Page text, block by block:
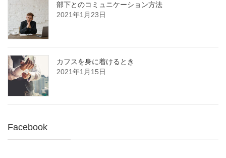
部下とのコミュニケーション方法
2021年1月23日
カフスを身に着けるとき
2021年1月15日
Facebook